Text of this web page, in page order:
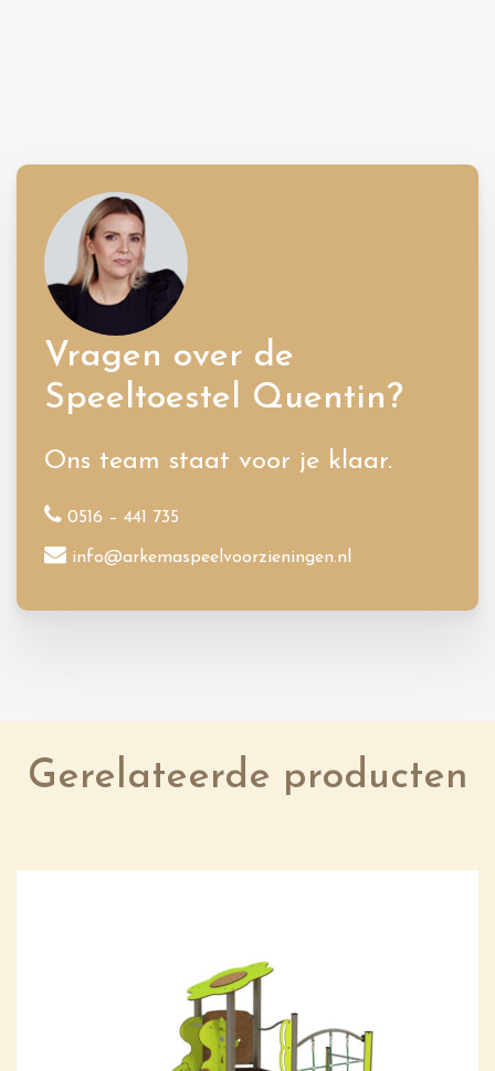
Vragen over de
Speeltoestel Quentin?
Ons team staat voor je klaar.
0516 – 441 735
info@arkemaspeelvoorzieningen.nl
Gerelateerde producten